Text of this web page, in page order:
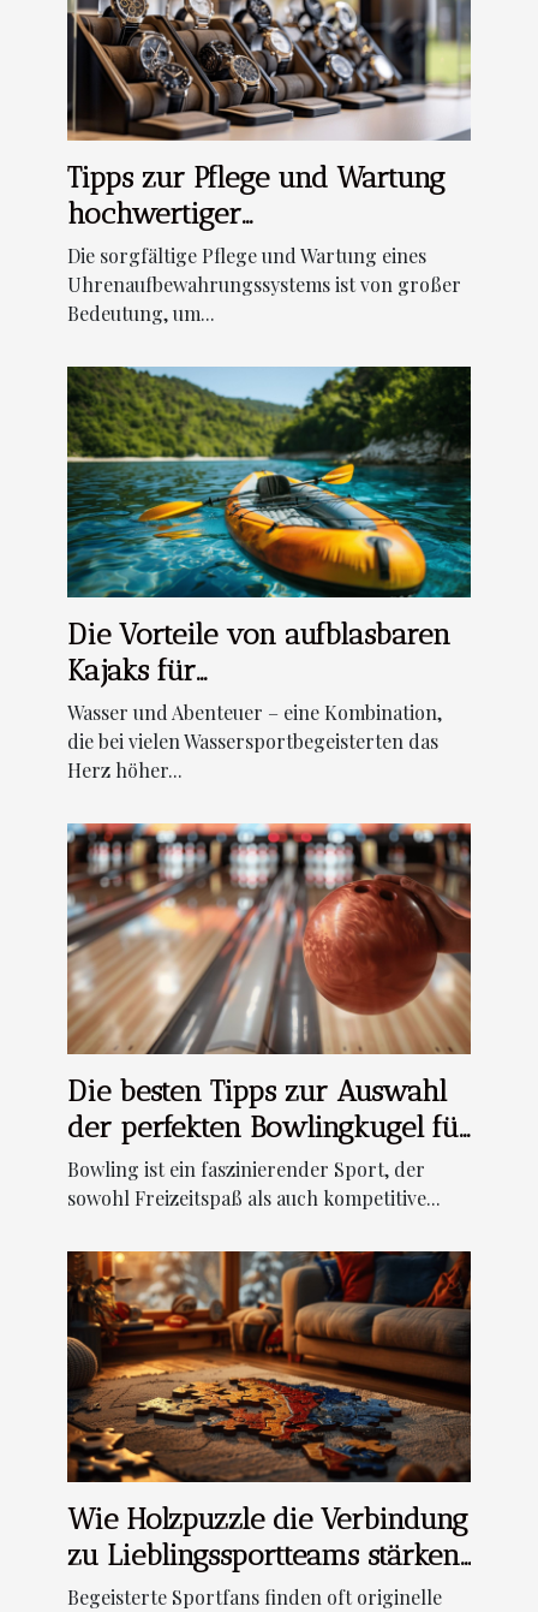
Tipps zur Pflege und Wartung
hochwertiger
Uhrenaufbewahrungssysteme
Die sorgfältige Pflege und Wartung eines
Uhrenaufbewahrungssystems ist von großer
Bedeutung, um...
Die Vorteile von aufblasbaren
Kajaks für
Wassersportbegeisterte
Wasser und Abenteuer – eine Kombination,
die bei vielen Wassersportbegeisterten das
Herz höher...
Die besten Tipps zur Auswahl
der perfekten Bowlingkugel für
Anfänger
Bowling ist ein faszinierender Sport, der
sowohl Freizeitspaß als auch kompetitive...
Wie Holzpuzzle die Verbindung
zu Lieblingssportteams stärken
können
Begeisterte Sportfans finden oft originelle